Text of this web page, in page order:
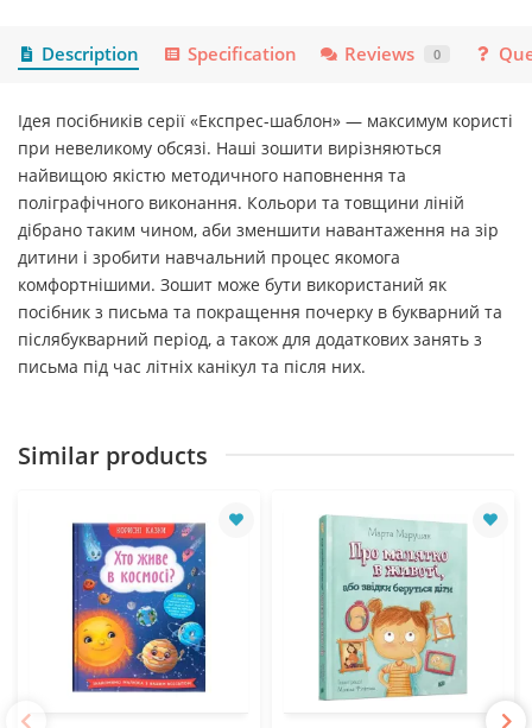
Description Specification Reviews 0
Ідея посібників серії «Експрес-шаблон» — максимум користі
при невеликому обсязі. Наші зошити вирізняються
найвищою якістю методичного наповнення та
поліграфічного виконання. Кольори та товщини ліній
дібрано таким чином, аби зменшити навантаження на зір
дитини і зробити навчальний процес якомога
комфортнішими. Зошит може бути використаний як
посібник з письма та покращення почерку в букварний та
післябукварний період, а також для додаткових занять з
письма під час літніх канікул та після них.
Similar products